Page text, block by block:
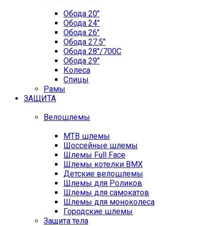
Обода 20"
Обода 24"
Обода 26"
Обода 27.5"
Обода 28"/700C
Обода 29"
Колеса
Спицы
Рамы
ЗАЩИТА
Велошлемы
MTB шлемы
Шоссейные шлемы
Шлемы Full Face
Шлемы котелки BMX
Детские велошлемы
Шлемы для Роликов
Шлемы для самокатов
Шлемы для моноколеса
Городские шлемы
Защита тела